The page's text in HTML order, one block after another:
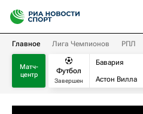
Главное Лига Чемпионов РПЛ
Матч-
центр
Футбол
Завершен
Бавария
Астон Вилла